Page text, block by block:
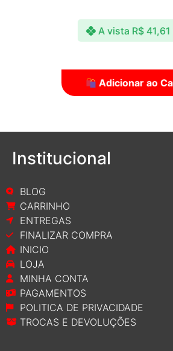
A vista R$41,61
Adicionar ao
Institucional
BLOG
CARRINHO
ENTREGAS
FINALIZAR COMPRA
INICIO
LOJA
MINHA CONTA
PAGAMENTOS
POLITICA DE PRIVACIDADE
TROCAS E DEVOLUÇÕES